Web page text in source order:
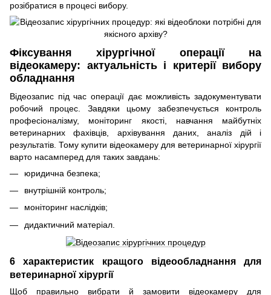
розібратися в процесі вибору.
Фіксування хірургічної операції на
відеокамеру: актуальність і критерії вибору
обладнання
Відеозапис під час операції дає можливість задокументувати
робочий процес. Завдяки цьому забезпечується контроль
професіоналізму, моніторинг якості, навчання майбутніх
ветеринарних фахівців, архівування даних, аналіз дій і
результатів. Тому купити відеокамеру для ветеринарної хірургії
варто насамперед для таких завдань:
юридична безпека;
внутрішній контроль;
моніторинг наслідків;
дидактичний матеріал.
6 характеристик кращого відеообладнання для
ветеринарної хірургії
Щоб правильно вибрати й замовити відеокамеру для